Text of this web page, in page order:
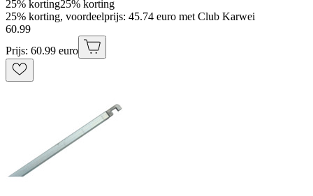
25% korting25% korting
25% korting, voordeelprijs: 45.74 euro met Club Karwei
60.99
Prijs: 60.99 euro